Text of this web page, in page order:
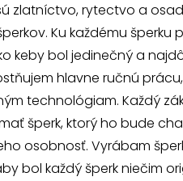
zlatníctvo, rytectvo a
Ku každému šperku
keby bol jedinečný a
hlavne ručnú
technológiam. Každý
šperk, ktorý ho bude
osobnosť. Vyrábam
bol každý šperk niečim